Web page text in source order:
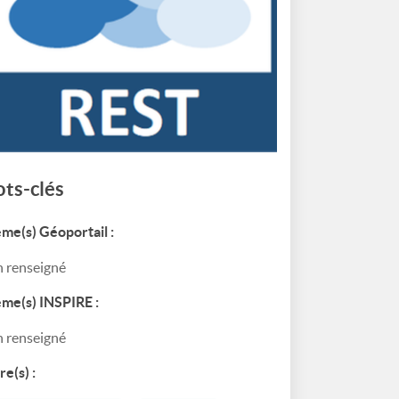
clés
Géoportail :
renseigné
INSPIRE :
renseigné
: